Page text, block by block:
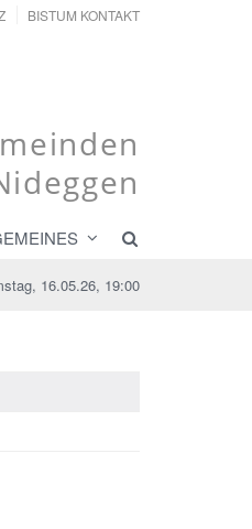
BISTUM KONTAKT
16.05.26, 19:00